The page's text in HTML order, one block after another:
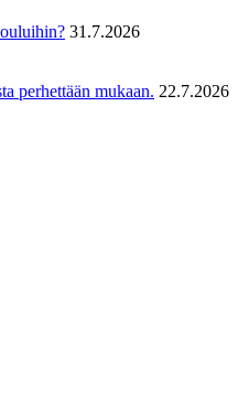
31.7.2026
perhettään mukaan. 22.7.2026